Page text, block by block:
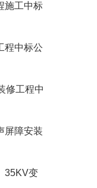
施工中标
程中标公
修工程中
屏障安装
35KV变